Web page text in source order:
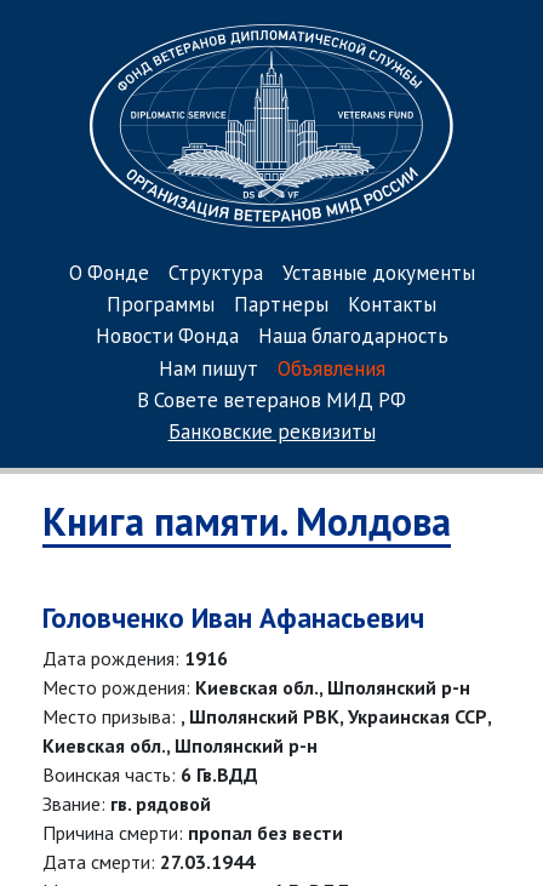
О Фонде Структура
Уставные документы
Программы
Партнеры
Контакты
Новости Фонда
Наша благодарность
Нам пишут
Объявления
В Совете ветеранов МИД РФ
Банковские реквизиты
Книга памяти. Молдова
Головченко Иван Афанасьевич
Дата рождения: 1916
Место рождения: Киевская обл., Шполянский р-н
Место призыва: , Шполянский РВК, Украинская ССР,
Киевская обл., Шполянский р-н
Воинская часть: 6 Гв.ВДД
Звание: гв. рядовой
Причина смерти: пропал без вести
Дата смерти: 27.03.1944